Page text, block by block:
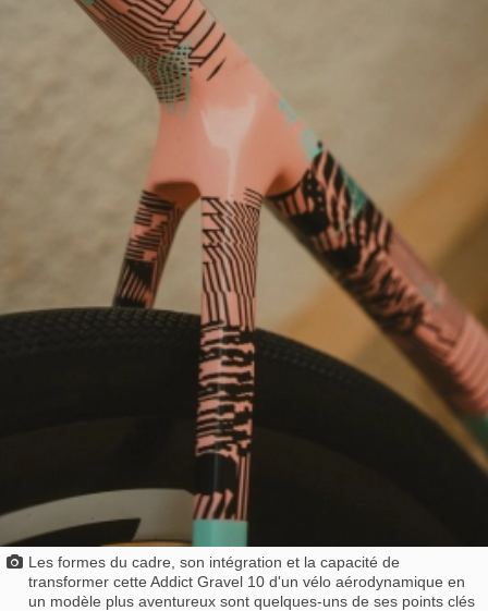
Les formes du cadre, son intégration et la capacité de
transformer cette Addict Gravel 10 d'un vélo aérodynamique en
un modèle plus aventureux sont quelques-uns de ses points clés